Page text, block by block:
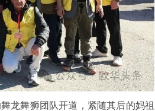
舞狮团队开道，紧随其后的妈祖